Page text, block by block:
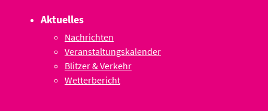
Aktuelles
Nachrichten
Veranstaltungskalender
Blitzer & Verkehr
Wetterbericht